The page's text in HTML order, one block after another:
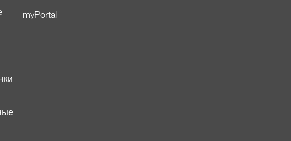
myPortal